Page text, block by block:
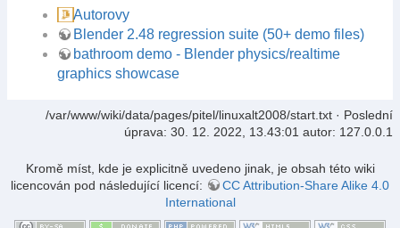
Autorovy
Blender 2.48 regression suite (50+ demo files)
bathroom demo - Blender physics/realtime
graphics showcase
/var/www/wiki/data/pages/pitel/linuxalt2008/start.txt · Poslední
úprava: 30. 12. 2022, 13.43:01 autor: 127.0.0.1
Kromě míst, kde je explicitně uvedeno jinak, je obsah této wiki
licencován pod následující licencí:
CC Attribution-Share Alike 4.0
International